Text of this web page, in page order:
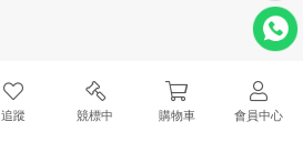
追蹤 競標中 購物車 會員中心